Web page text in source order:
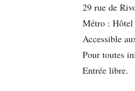
29 rue de
Métro :
Accessible
Pour toutes
Entrée libre.